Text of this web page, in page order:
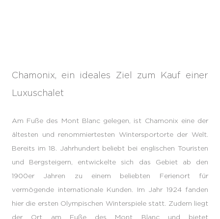
Chamonix, ein ideales Ziel zum Kauf einer
Luxuschalet
Am Fuße des Mont Blanc gelegen, ist Chamonix eine der
ältesten und renommiertesten Wintersportorte der Welt.
Bereits im 18. Jahrhundert beliebt bei englischen Touristen
und Bergsteigern, entwickelte sich das Gebiet ab den
1900er Jahren zu einem beliebten Ferienort für
vermögende internationale Kunden. Im Jahr 1924 fanden
hier die ersten Olympischen Winterspiele statt. Zudem liegt
der Ort am Fuße des Mont Blanc und bietet